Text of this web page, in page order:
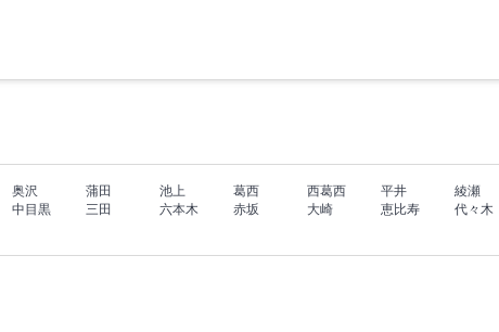
奥沢 蒲田 池上 葛西 西葛西 平井 綾瀬
中目黒 三田 六本木 赤坂 大崎 恵比寿 代々木